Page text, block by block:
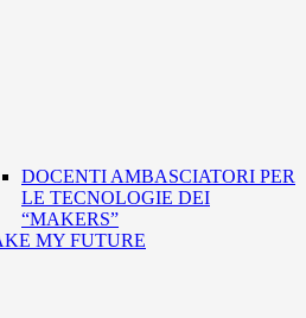
DOCENTI AMBASCIATORI PER
LE TECNOLOGIE DEI
“MAKERS”
MY FUTURE